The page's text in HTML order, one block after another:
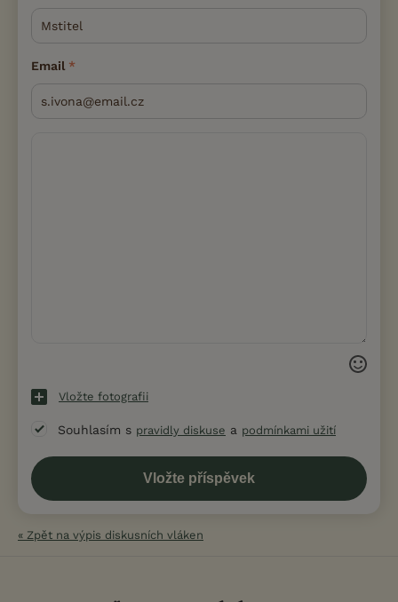
Email
Vložte fotografii
Souhlasím s pravidly diskuse a podmínkami užití
« Zpět na výpis diskusních vláken